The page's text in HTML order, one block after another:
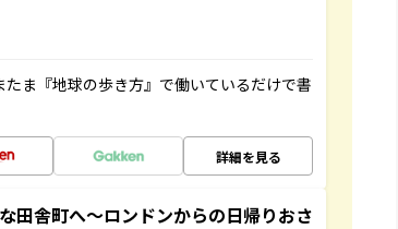
ま『地球の歩き方』で働いているだけで書
詳細を見る
田舎町へ～ロンドンからの日帰りおさ